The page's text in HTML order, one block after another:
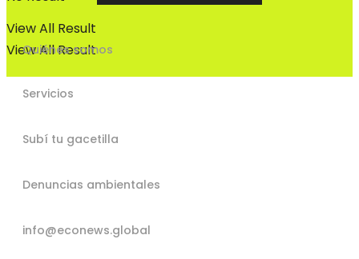
View All Result
View All Result
Quiénes somos
Servicios
Subí tu gacetilla
Denuncias ambientales
info@econews.global